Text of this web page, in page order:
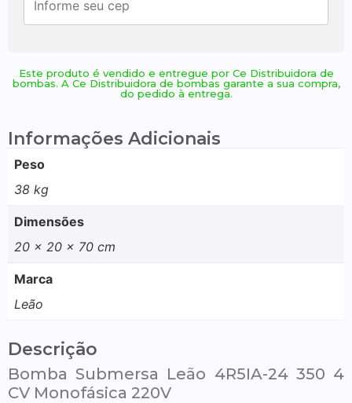
Este produto é vendido e entregue por Ce Distribuidora de
bombas. A Ce Distribuidora de bombas garante a sua compra,
do pedido à entrega.
Informações Adicionais
Peso
38 kg
Dimensões
20 × 20 × 70 cm
Marca
Leão
Descrição
Bomba Submersa Leão 4R5IA-24 350 4
CV Monofásica 220V